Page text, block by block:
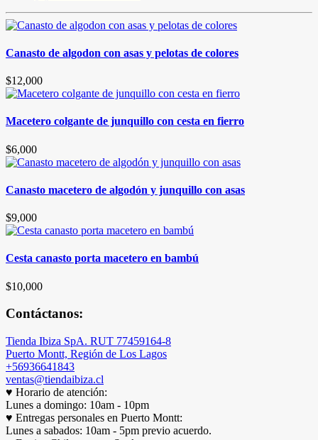
Canasto de algodon con asas y pelotas de colores
$12,000
Macetero colgante de junquillo con cesta en fierro
$6,000
Canasto macetero de algodón y junquillo con asas
$9,000
Cesta canasto porta macetero en bambú
$10,000
Contáctanos:
Tienda Ibiza SpA. RUT 77459164-8
Puerto Montt, Región de Los Lagos
+56936641843
ventas@tiendaibiza.cl
♥ Horario de atención:
Lunes a domingo: 10am - 10pm
♥ Entregas personales en Puerto Montt:
Lunes a sabados: 10am - 5pm previo acuerdo.